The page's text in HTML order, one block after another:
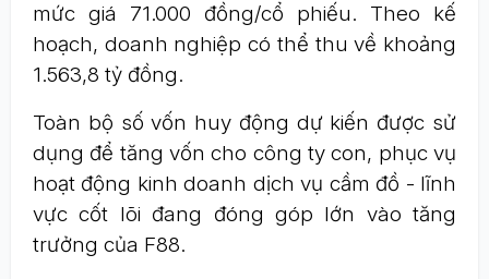
mức giá 71.000 đồng/cổ phiếu. Theo kế
hoạch, doanh nghiệp có thể thu về khoảng
1.563,8 tỷ đồng.
Toàn bộ số vốn huy động dự kiến được sử
dụng để tăng vốn cho công ty con, phục vụ
hoạt động kinh doanh dịch vụ cầm đồ - lĩnh
vực cốt lõi đang đóng góp lớn vào tăng
trưởng của F88.